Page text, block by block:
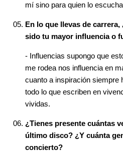
mí sino para quien lo
En lo que llevas de
sido tu mayor influencia o
- Influencias supongo que
me rodea nos influencia en
cuanto a inspiración siempre
todo lo que escriben en
vividas.
¿Tienes presente cuántas
último disco? ¿Y cuánta
concierto?